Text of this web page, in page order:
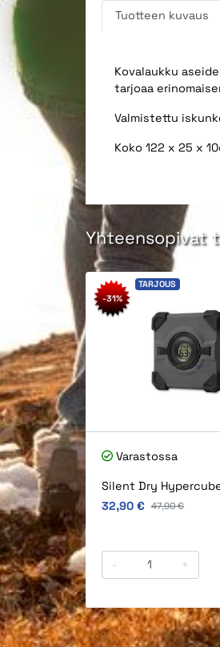
Tuotteen kuvaus
Kovalaukku
tarjoaa
Valmistettu
Koko 122 x 25 x
Yhteensopivat
-31%
TARJOUS
Varastossa
Silent Dry
Alkuperäinen hinta
32,90 € Alkuperäinen
47,90 €
- +